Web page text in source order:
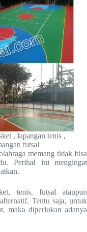
, lapangan tenis ,
futsal
memang tidak bisa
Perihal ini mengingat
tenis, futsal ataupun
Tentu saja, untuk
maka diperlukan adanya